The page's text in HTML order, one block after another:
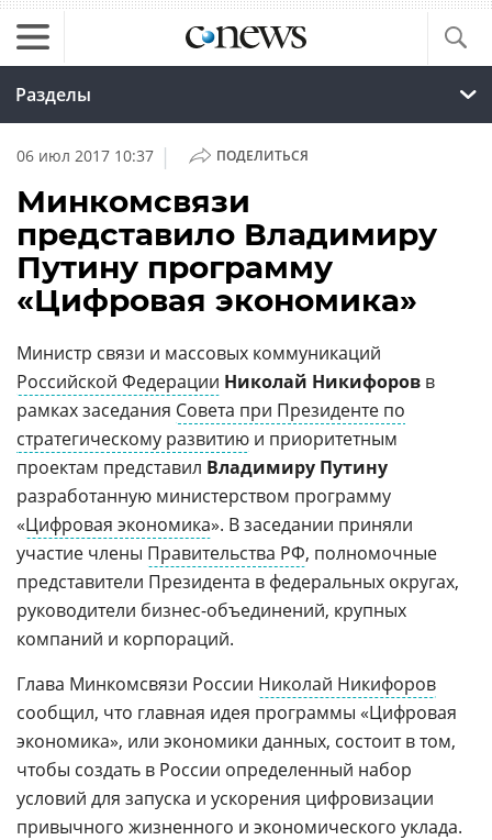
Разделы
06 июл 2017 10:37 | ПОДЕЛИТЬСЯ
Минкомсвязи
представило Владимиру
Путину программу
«Цифровая экономика»
Министр связи и массовых коммуникаций
Российской Федерации Николай Никифоров в
рамках заседания Совета при Президенте по
стратегическому развитию и приоритетным
проектам представил Владимиру Путину
разработанную министерством программу
«Цифровая экономика». В заседании приняли
участие члены Правительства РФ, полномочные
представители Президента в федеральных округах,
руководители бизнес-объединений, крупных
компаний и корпораций.
Глава Минкомсвязи России Николай Никифоров
сообщил, что главная идея программы «Цифровая
экономика», или экономики данных, состоит в том,
чтобы создать в России определенный набор
условий для запуска и ускорения цифровизации
привычного жизненного и экономического уклада.